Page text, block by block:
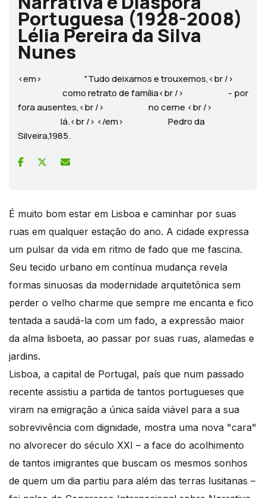
Portuguesa (1928-2008)
Lélia Pereira da Silva
Nunes
<em> "Tudo deixamos e trouxemos,<br />
como retrato de família<br /> - por
fora ausentes,<br /> no cerne <br />
lá.<br /> </em> Pedro da
Silveira,1985.
É muito bom estar em Lisboa e caminhar por suas
ruas em qualquer estação do ano. A cidade expressa
um pulsar da vida em ritmo de fado que me fascina.
Seu tecido urbano em contínua mudança revela
formas sinuosas da modernidade arquitetônica sem
perder o velho charme que sempre me encanta e fico
tentada a saudá-la com um fado, a expressão maior
da alma lisboeta, ao passar por suas ruas, alamedas e
jardins.
Lisboa, a capital de Portugal, país que num passado
recente assistiu a partida de tantos portugueses que
viram na emigração a única saída viável para a sua
sobrevivência com dignidade, mostra uma nova "cara"
no alvorecer do século XXI – a face do acolhimento
de tantos imigrantes que buscam os mesmos sonhos
de quem um dia partiu para além das terras lusitanas –